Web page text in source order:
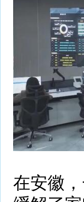
在安徽